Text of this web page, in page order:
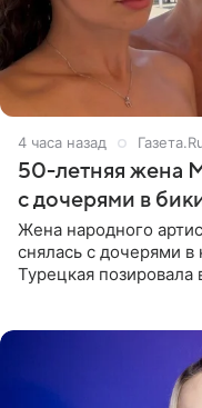
4 часа назад
50-летняя жена
с дочерями в
Жена народного
снялась с дочерями в
Турецкая